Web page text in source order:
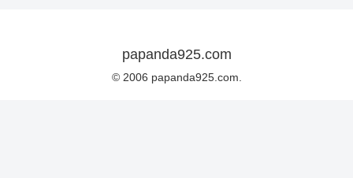
papanda925.com
© 2006 papanda925.com.